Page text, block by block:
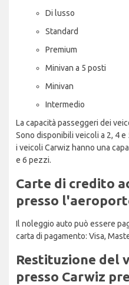
Di lusso
Standard
Premium
Minivan a 5 posti
Minivan
Intermedio
La capacità passeggeri dei
Sono disponibili veicoli a 2, 4 e
i veicoli Carwiz hanno una
e 6 pezzi.
Carte di credito
presso
Il noleggio auto può essere
carta di pagamento: Visa,
Restituzione del
presso Carwiz